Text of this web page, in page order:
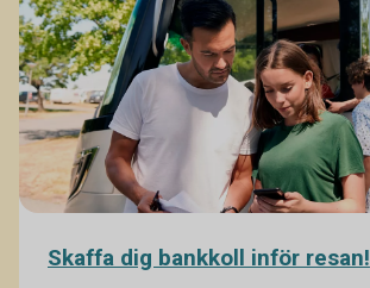
Skaffa dig bankkoll inför resan!